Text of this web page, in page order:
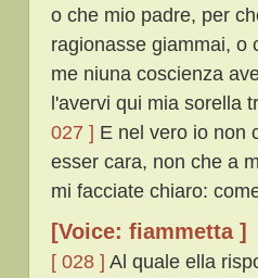
o che mio padre, per
ragionasse giammai, o
me niuna coscienza
l'avervi qui mia sorella
027 ] E nel vero io non
esser cara, non che a
mi facciate chiaro:
[Voice: fiammetta ]
[ 028 ] Al quale ella